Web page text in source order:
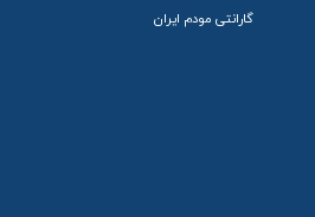
گارانتی مودم ایران